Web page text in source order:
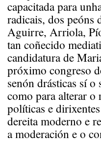
capacitada para
radicais, dos peóns
Aguirre, Arriola,
tan coñecido
candidatura de
próximo congreso
senón drásticas sí
como para alterar
políticas e
dereita moderno e
a moderación e o